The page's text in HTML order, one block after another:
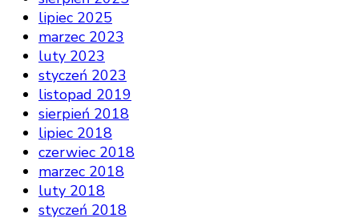
lipiec 2025
marzec 2023
luty 2023
styczeń 2023
listopad 2019
sierpień 2018
lipiec 2018
czerwiec 2018
marzec 2018
luty 2018
styczeń 2018